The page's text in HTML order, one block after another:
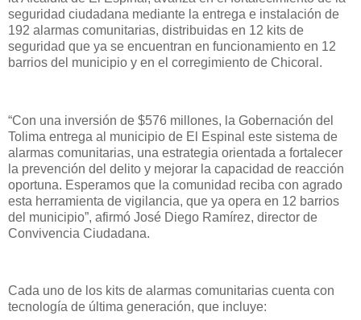
seguridad ciudadana mediante la entrega e instalación de
192 alarmas comunitarias, distribuidas en 12 kits de
seguridad que ya se encuentran en funcionamiento en 12
barrios del municipio y en el corregimiento de Chicoral.
“Con una inversión de $576 millones, la Gobernación del
Tolima entrega al municipio de El Espinal este sistema de
alarmas comunitarias, una estrategia orientada a fortalecer
la prevención del delito y mejorar la capacidad de reacción
oportuna. Esperamos que la comunidad reciba con agrado
esta herramienta de vigilancia, que ya opera en 12 barrios
del municipio”, afirmó José Diego Ramírez, director de
Convivencia Ciudadana.
Cada uno de los kits de alarmas comunitarias cuenta con
tecnología de última generación, que incluye: